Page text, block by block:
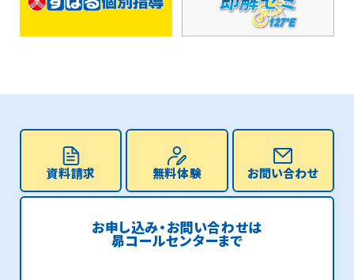
資料請求 無料体験 お問い合わせ
お申し込み・お問い合わせは
昴コールセンターまで